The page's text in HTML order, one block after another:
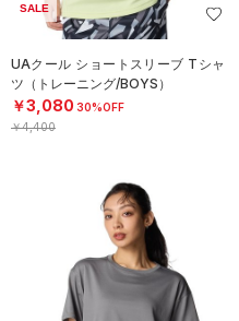
SALE
UAクール ショートスリーブ Tシャ
ツ（トレーニング/BOYS）
￥3,080 30%OFF
￥4,400